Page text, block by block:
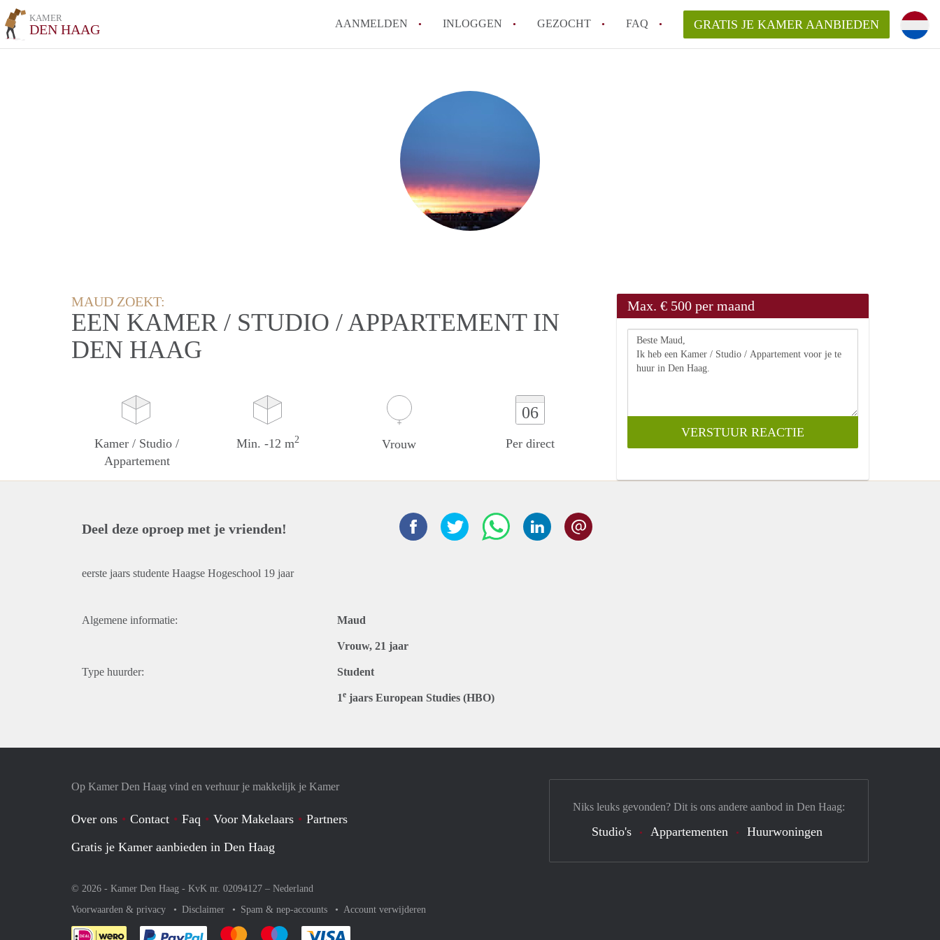
KAMER
DEN HAAG AANMELDEN INLOGGEN GEZOCHT FAQ
Hoeveel kost het om te reageren op een Kamer in Den Haag?
Wat is de privacyverklaring van KamerDenHaag?
Berekent KamerDenHaag makelaarsvergoeding/bemiddelingsvergoeding?
Alle veelgestelde vragen
GRATIS JE KAMER AANBIEDEN
MAUD ZOEKT:
EEN KAMER / STUDIO / APPARTEMENT IN
DEN HAAG
Kamer / Studio /
Appartement
Min. -12 m2 Vrouw
06
Per direct
Max. € 500 per maand
Deel deze oproep met je vrienden!
eerste jaars studente Haagse Hogeschool 19 jaar
Algemene informatie: Maud
Vrouw, 21 jaar
Type huurder: Student
1e jaars European Studies (HBO)
Op Kamer Den Haag vind en verhuur je makkelijk je Kamer
Over ons Contact Faq Voor Makelaars
Partners
Gratis je Kamer aanbieden in Den Haag
© 2026 - Kamer Den Haag - KvK nr. 02094127 – Nederland
Voorwaarden & privacy
Disclaimer Spam & nep-accounts Account verwijderen
Je rekent gemakkelijk af met Paypal
Je rekent gemakkelijk af met Mastercard
Je rekent gemakkelijk af met Meastro
Niks leuks gevonden? Dit is ons andere aanbod in Den Haag:
Studio's Appartementen Huurwoningen